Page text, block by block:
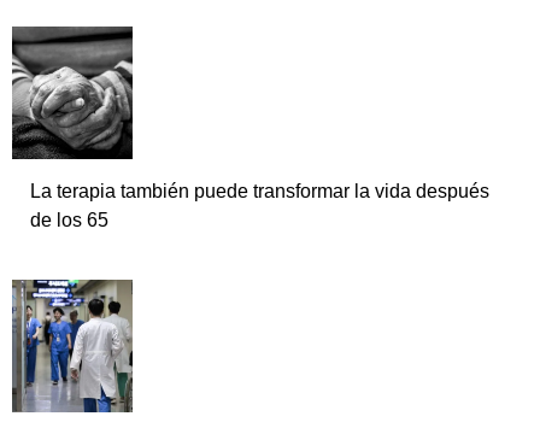
La terapia también puede transformar la vida después
de los 65